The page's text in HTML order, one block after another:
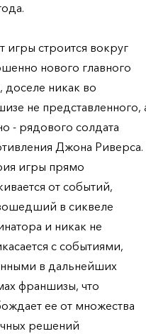
игры строится вокруг
нового главного
доселе никак во
не представленного,
- рядового солдата
Джона Риверса.
игры прямо
от событий,
в сиквеле
и никак не
с событиями,
в дальнейших
франшизы, что
ее от множества
решений